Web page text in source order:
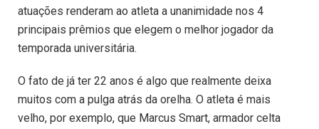
atuações renderam ao atleta a unanimidade nos 4
principais prêmios que elegem o melhor jogador da
temporada universitária.
O fato de já ter 22 anos é algo que realmente deixa
muitos com a pulga atrás da orelha. O atleta é mais
velho, por exemplo, que Marcus Smart, armador celta